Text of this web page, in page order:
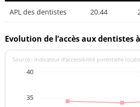
APL des dentistes 20.44
Evolution de l’accès aux dentistes
Source : indicateur d’accessibilité potentielle
35
40